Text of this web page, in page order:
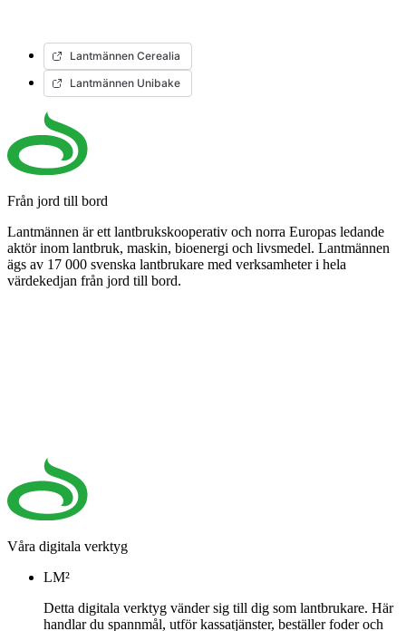
Lantmännen Cerealia
Lantmännen Unibake
Från jord till bord
Lantmännen är ett lantbrukskooperativ och norra Europas ledande
aktör inom lantbruk, maskin, bioenergi och livsmedel. Lantmännen
ägs av 17 000 svenska lantbrukare med verksamheter i hela
värdekedjan från jord till bord.
Våra digitala verktyg
LM²
Detta digitala verktyg vänder sig till dig som lantbrukare. Här
handlar du spannmål, utför kassatjänster, beställer foder och